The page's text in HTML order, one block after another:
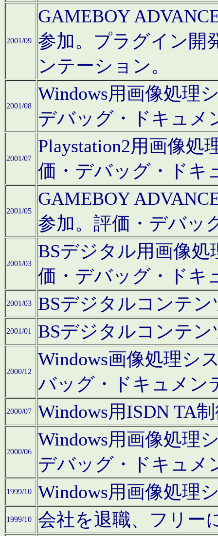
2001/09
GAMEBOY
参加。プラグイン開
ンテーション。
2001/08
Windows用画像処理
デバッグ・ドキュメ
2001/07
Playstation2用画像
価・デバッグ・ドキ
2001/05
GAMEBOY
参加。評価・デバッ
2001/03
BSデジタル用画像
価・デバッグ・ドキ
2001/03 BSデジタルコンテ
2001/01 BSデジタルコンテ
2000/12
Windows画像処理シ
バッグ・ドキュメン
2000/07 Windows用ISDN TA
2000/06
Windows用画像処理
デバッグ・ドキュメ
1999/10 Windows用画像処理
1999/10 会社を退職、フリー